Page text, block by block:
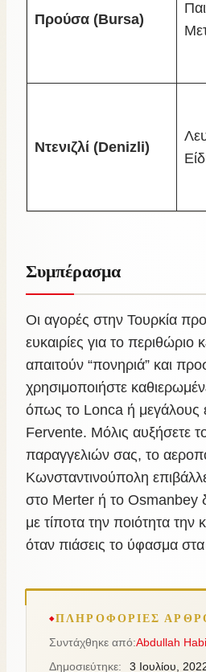
Προύσα (Bursa)
Ντενιζλί (Denizli)
Συμπέρασμα
Οι αγορές στην Τουρκία
ευκαιρίες για το
απαιτούν “πονηριά” και
χρησιμοποιήστε
όπως το Lonca ή
Fervente. Μόλις αυξήσετε
παραγγελιών σας, το
Κωνσταντινούπολη
στο Merter ή το Osmanbey
με τίποτα την ποιότητα την
όταν πιάσεις το ύφασμα
ΠΛΗΡΟΦΟΡΊΕΣ
Συντάχθηκε από:Abdullah
Δημοσιεύτηκε:
3 Ιουλίου,